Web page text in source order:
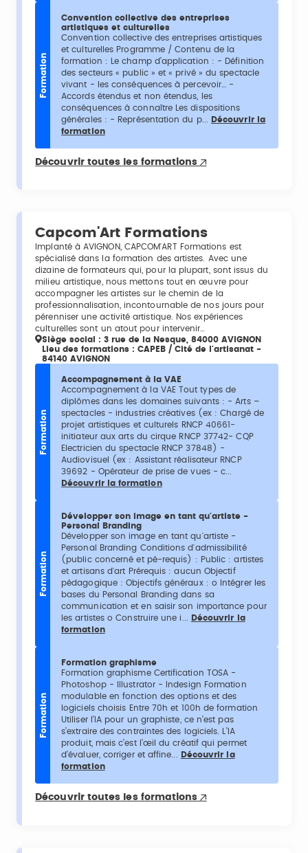
Formation
Convention collective des entreprises
artistiques et culturelles
Convention collective des entreprises artistiques
et culturelles Programme / Contenu de la
formation : Le champ d’application : - Définition
des secteurs « public » et « privé » du spectacle
vivant - les conséquences à percevoir… -
Accords étendus et non étendus, les
conséquences à connaître Les dispositions
générales : - Représentation du p...
Découvrir la
formation
Découvrir toutes les formations
Capcom'Art Formations
Implanté à AVIGNON, CAPCOM'ART Formations est
spécialisé dans la formation des artistes. Avec une
dizaine de formateurs qui, pour la plupart, sont issus du
milieu artistique, nous mettons tout en œuvre pour
accompagner les artistes sur le chemin de la
professionnalisation, incontournable de nos jours pour
pérenniser une activité artistique. Nos expériences
culturelles sont un atout pour intervenir…
Siège social : 3 rue de la Nesque, 84000 AVIGNON
Lieu des formations : CAPEB / Cité de l'artisanat -
84140 AVIGNON
Formation
Accompagnement à la VAE
Accompagnement à la VAE Tout types de
diplômes dans les domaines suivants : - Arts –
spectacles - industries créatives (ex : Chargé de
projet artistiques et culturels RNCP 40661-
initiateur aux arts du cirque RNCP 37742- CQP
Electricien du spectacle RNCP 37848) -
Audiovisuel (ex : Assistant réalisateur RNCP
39692 - Opérateur de prise de vues - c...
Découvrir la formation
Formation
Développer son image en tant qu'artiste -
Personal Branding
Développer son image en tant qu'artiste -
Personal Branding Conditions d'admissibilité
(public concerné et pé-requis) : Public : artistes
et artisans d'art Prérequis : aucun Objectif
pédagogique : Objectifs généraux : o Intégrer les
bases du Personal Branding dans sa
communication et en saisir son importance pour
les artistes o Construire une i...
Découvrir la
formation
Formation
Formation graphisme
Formation graphisme Certification TOSA -
Photoshop - Illustrator - Indesign Formation
modulable en fonction des options et des
logiciels choisis Entre 70h et 100h de formation
Utiliser l’IA pour un graphiste, ce n’est pas
s’extraire des contraintes des logiciels. L’IA
produit, mais c’est l’œil du créatif qui permet
d’évaluer, corriger et affine...
Découvrir la
formation
Découvrir toutes les formations